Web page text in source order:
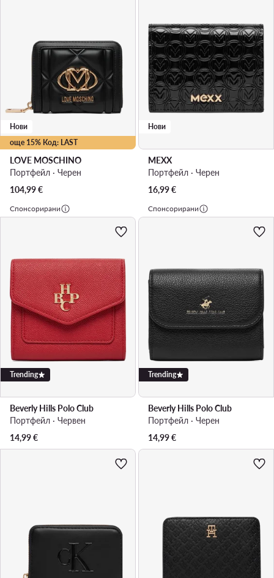
още 15% Код: LAST
Нови
LOVE MOSCHINO
Портфейл · Черен
104,99€
Нови
MEXX
Портфейл · Черен
16,99€
Спонсорирани
Trending
Beverly Hills Polo Club
Портфейл · Червен
14,99€
Спонсорирани
Trending
Beverly Hills Polo Club
Портфейл · Черен
14,99€